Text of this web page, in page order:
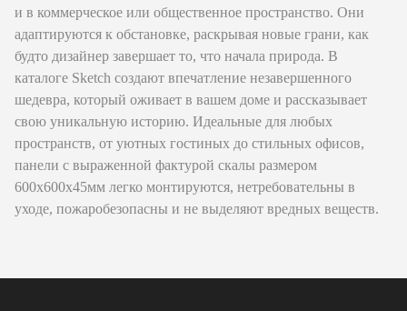
и в коммерческое или общественное пространство. Они
адаптируются к обстановке, раскрывая новые грани, как
будто дизайнер завершает то, что начала природа. В
каталоге Sketch создают впечатление незавершенного
шедевра, который оживает в вашем доме и рассказывает
свою уникальную историю. Идеальные для любых
пространств, от уютных гостиных до стильных офисов,
панели с выраженной фактурой скалы размером
600х600х45мм легко монтируются, нетребовательны в
уходе, пожаробезопасны и не выделяют вредных веществ.